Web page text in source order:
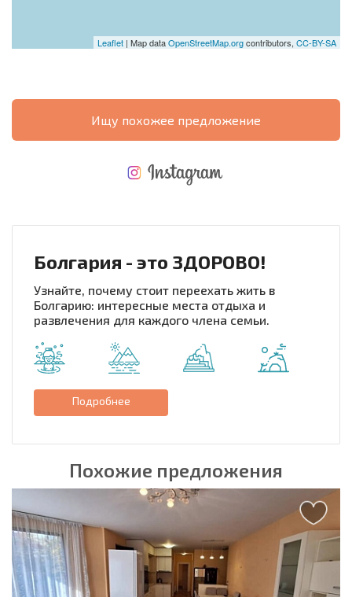
Leaflet | Map dataOpenStreetMap.orgcontributors, CC-BY-SA
Ищу похожее предложение
Болгария - это ЗДОРОВО!
Узнайте, почему стоит переехать жить в
Болгарию: интересные места отдыха и
развлечения для каждого члена семьи.
Подробнее
Похожие предложения